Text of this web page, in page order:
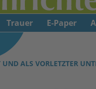
ALS VORLETZTER
Trauer E-Paper